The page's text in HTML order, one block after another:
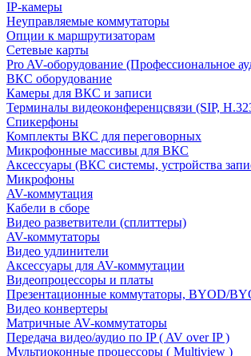
IP-камеры
Неуправляемые коммутаторы
Опции к маршрутизаторам
Сетевые карты
Pro AV-оборудование (Профессиональное
ВКС оборудование
Камеры для ВКС и записи
Терминалы видеоконференцсвязи (SIP,
Спикерфоны
Комплекты ВКС для переговорных
Микрофонные массивы для ВКС
Аксессуары (ВКС системы, устройства
Микрофоны
AV-коммутация
Кабели в сборе
Видео разветвители (сплиттеры)
AV-коммутаторы
Видео удлинители
Аксессуары для AV-коммутации
Видеопроцессоры и платы
Презентационные коммутаторы, BYOD/
Видео конвертеры
Матричные AV-коммутаторы
Передача видео/аудио по IP ( AV over IP )
Мультиоконные процессоры ( Multiview )